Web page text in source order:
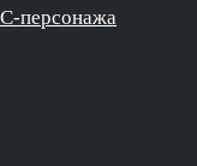
персонажа